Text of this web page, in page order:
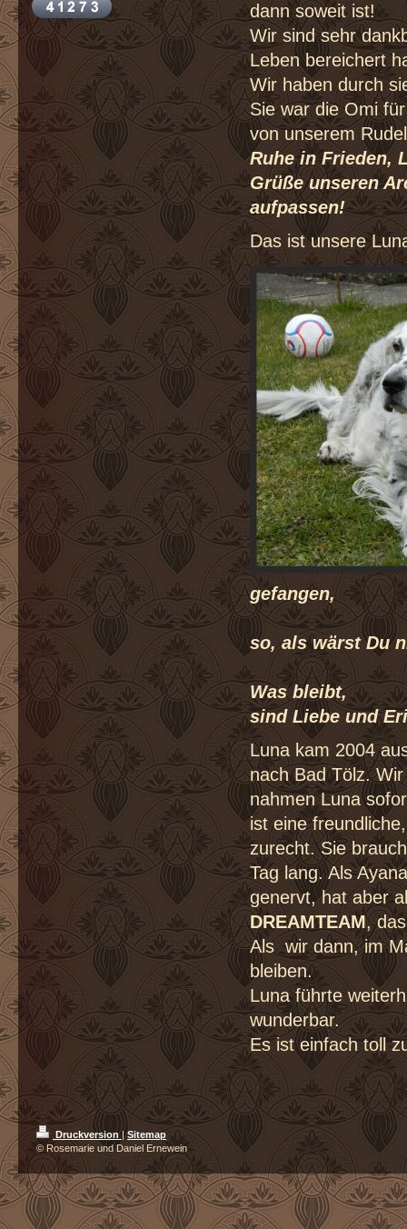
dann soweit ist!
Wir sind sehr
Leben bereichert
Wir haben durch
Sie war die Omi
von unserem
Ruhe in Frieden,
Grüße unseren
aufpassen!
Das ist unsere
gefangen,
so, als wärst Du
Was bleibt,
sind Liebe und
Luna kam 2004
nach Bad Tölz.
nahmen Luna
ist eine
zurecht. Sie
Tag lang. Als
genervt, hat aber
DREAMTEAM,
Als wir dann, im
bleiben.
Luna führte
wunderbar.
Es ist einfach toll
Druckversion| Sitemap
© Rosemarie und Daniel Ernewein